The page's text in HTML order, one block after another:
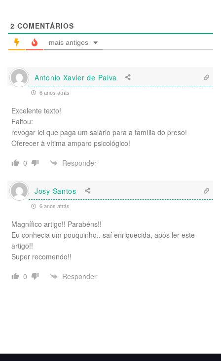
2 COMENTÁRIOS
mais antigos
Antonio Xavier de Paiva
6 anos atrás
Excelente texto!
Faltou:
revogar lei que paga um salário para a família do preso!
Oferecer à vítima amparo psicológico!
0
Responder
Josy Santos
6 anos atrás
Magnífico artigo!! Parabéns!!
Eu conhecia um pouquinho.. saí enriquecida, após ler este
artigo!!
Super recomendo!!
0
Responder